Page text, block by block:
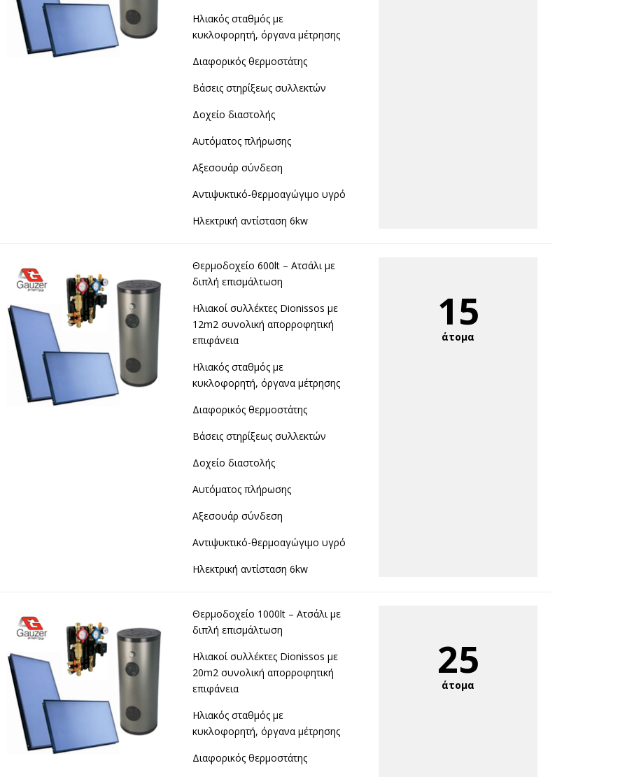
Ηλιακός σταθμός με
κυκλοφορητή, όργανα μέτρησης
Διαφορικός θερμοστάτης
Βάσεις στηρίξεως συλλεκτών
Δοχείο διαστολής
Αυτόματος πλήρωσης
Αξεσουάρ σύνδεση
Αντιψυκτικό-θερμοαγώγιμο υγρό
Ηλεκτρική αντίσταση 6kw
Θερμοδοχείο 600lt – Ατσάλι με
διπλή επισμάλτωση
Ηλιακοί συλλέκτες Dionissos με
12m2 συνολική απορροφητική
επιφάνεια
Ηλιακός σταθμός με
κυκλοφορητή, όργανα μέτρησης
Διαφορικός θερμοστάτης
Βάσεις στηρίξεως συλλεκτών
Δοχείο διαστολής
Αυτόματος πλήρωσης
Αξεσουάρ σύνδεση
Αντιψυκτικό-θερμοαγώγιμο υγρό
Ηλεκτρική αντίσταση 6kw
15
άτομα
Θερμοδοχείο 1000lt – Ατσάλι με
διπλή επισμάλτωση
Ηλιακοί συλλέκτες Dionissos με
20m2 συνολική απορροφητική
επιφάνεια
Ηλιακός σταθμός με
κυκλοφορητή, όργανα μέτρησης
Διαφορικός θερμοστάτης
25
άτομα